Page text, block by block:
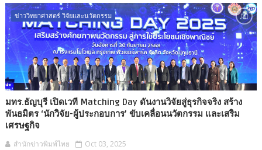
ข่าววิทยาศาสตร์ วิจัยและนวัตกรรม
มทร.ธัญบุรี เปิดเวที Matching Day ดันงานวิจัยสู่ธุรกิจจริง สร้าง
พันธมิตร ‘นักวิจัย-ผู้ประกอบการ’ ขับเคลื่อนนวัตกรรม และเสริม
เศรษฐกิจ
สำนักข่าวพิมพ์ไทย Oct 03, 2025